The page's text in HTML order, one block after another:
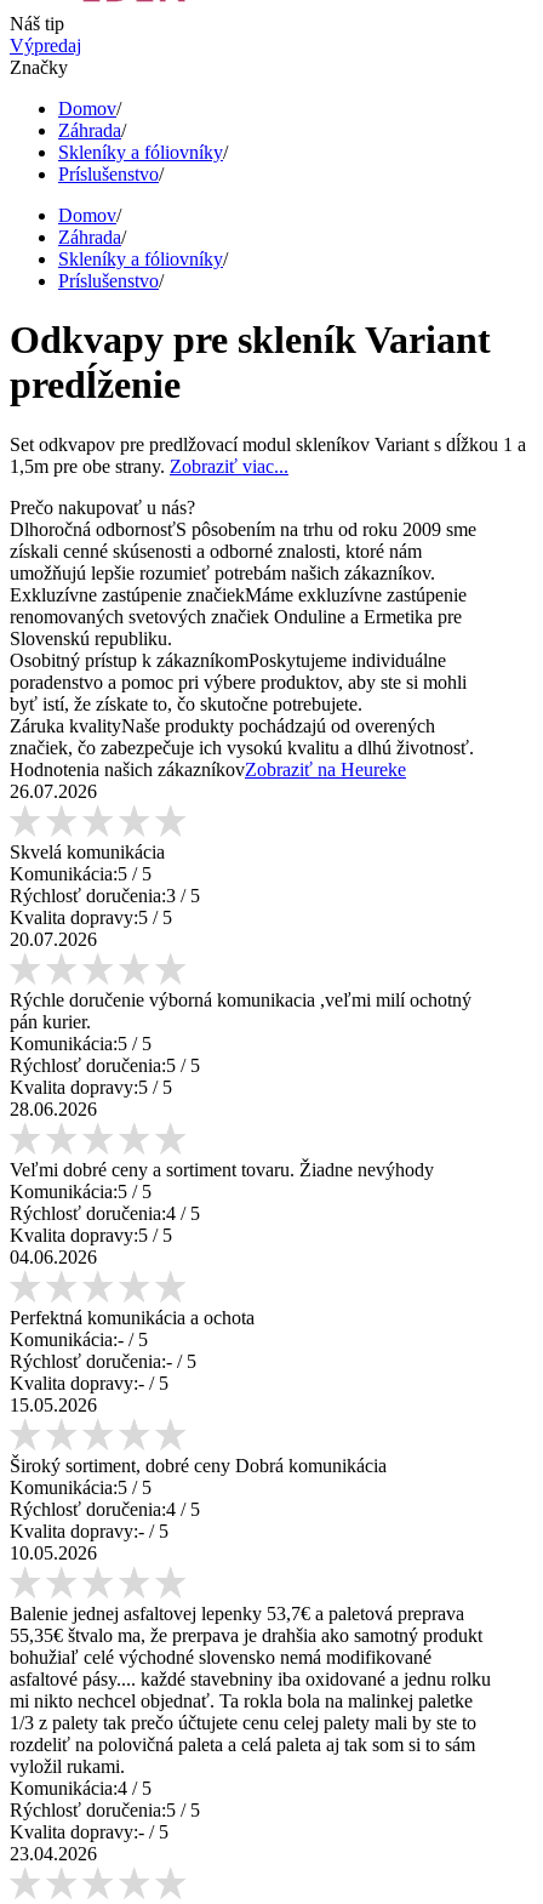
Náš tip
Výpredaj
Značky
Domov/
Záhrada/
Skleníky a fóliovníky/
Príslušenstvo/
Domov/
Záhrada/
Skleníky a fóliovníky/
Príslušenstvo/
Odkvapy pre skleník Variant
predĺženie
Set odkvapov pre predlžovací modul skleníkov Variant s dĺžkou 1 a
1,5m pre obe strany. Zobraziť viac...
Prečo nakupovať u nás?
Dlhoročná odbornosťS pôsobením na trhu od roku 2009 sme
získali cenné skúsenosti a odborné znalosti, ktoré nám
umožňujú lepšie rozumieť potrebám našich zákazníkov.
Exkluzívne zastúpenie značiekMáme exkluzívne zastúpenie
renomovaných svetových značiek Onduline a Ermetika pre
Slovenskú republiku.
Osobitný prístup k zákazníkomPoskytujeme individuálne
poradenstvo a pomoc pri výbere produktov, aby ste si mohli
byť istí, že získate to, čo skutočne potrebujete.
Záruka kvalityNaše produkty pochádzajú od overených
značiek, čo zabezpečuje ich vysokú kvalitu a dlhú životnosť.
Hodnotenia našich zákazníkovZobraziť na Heureke
26.07.2026
Skvelá komunikácia
Komunikácia:5 / 5
Rýchlosť doručenia:3 / 5
Kvalita dopravy:5 / 5
20.07.2026
Rýchle doručenie výborná komunikacia ,veľmi milí ochotný
pán kurier.
Komunikácia:5 / 5
Rýchlosť doručenia:5 / 5
Kvalita dopravy:5 / 5
28.06.2026
Veľmi dobré ceny a sortiment tovaru. Žiadne nevýhody
Komunikácia:5 / 5
Rýchlosť doručenia:4 / 5
Kvalita dopravy:5 / 5
04.06.2026
Perfektná komunikácia a ochota
Komunikácia:- / 5
Rýchlosť doručenia:- / 5
Kvalita dopravy:- / 5
15.05.2026
Široký sortiment, dobré ceny Dobrá komunikácia
Komunikácia:5 / 5
Rýchlosť doručenia:4 / 5
Kvalita dopravy:- / 5
10.05.2026
Balenie jednej asfaltovej lepenky 53,7€ a paletová preprava
55,35€ štvalo ma, že prerpava je drahšia ako samotný produkt
bohužiaľ celé východné slovensko nemá modifikované
asfaltové pásy.... každé stavebniny iba oxidované a jednu rolku
mi nikto nechcel objednať. Ta rokla bola na malinkej paletke
1/3 z palety tak prečo účtujete cenu celej palety mali by ste to
rozdeliť na polovičná paleta a celá paleta aj tak som si to sám
vyložil rukami.
Komunikácia:4 / 5
Rýchlosť doručenia:5 / 5
Kvalita dopravy:- / 5
23.04.2026